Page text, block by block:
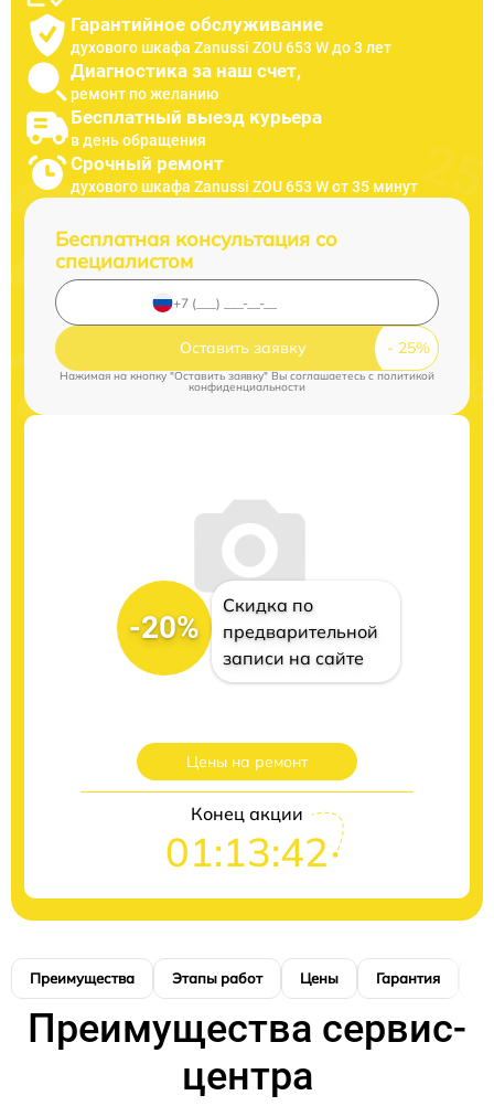
Гарантийное обслуживание
духового шкафа Zanussi ZOU 653 W до 3 лет
Диагностика за наш счет,
ремонт по желанию
Бесплатный выезд курьера
в день обращения
Срочный ремонт
духового шкафа Zanussi ZOU 653 W от 35 минут
Бесплатная консультация со
специалистом
Оставить заявку
Нажимая на кнопку "Оставить заявку" Вы соглашаетесь cполитикой
конфиденциальности
-20%
Скидка по
предварительной
записи на сайте
Цены на ремонт
Конец акции
01:13:41
Преимущества Этапы работ Цены Гарантия
Преимущества сервис-
центра